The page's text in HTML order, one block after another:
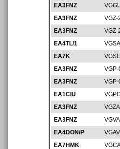
EA3FNZ
EA3FNZ
VGZ-
EA3FNZ
VGZ-
EA4TL/1
EA7K
EA3FNZ
EA3FNZ
EA1CIU
EA3FNZ
EA3FNZ
EA4DON/P
EA7HMK